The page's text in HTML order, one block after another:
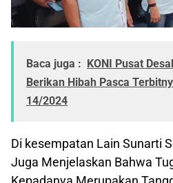
Baca juga : KONI Pusat
Berikan Hibah Pasca
14/2024
Di kesempatan Lain Sunarti
Juga Menjelaskan Bahwa